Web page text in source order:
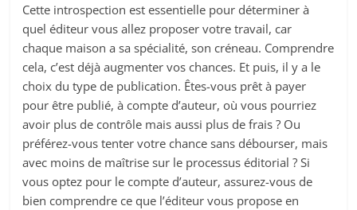
Cette introspection est essentielle pour déterminer à
quel éditeur vous allez proposer votre travail, car
chaque maison a sa spécialité, son créneau. Comprendre
cela, c’est déjà augmenter vos chances. Et puis, il y a le
choix du type de publication. Êtes-vous prêt à payer
pour être publié, à compte d’auteur, où vous pourriez
avoir plus de contrôle mais aussi plus de frais ? Ou
préférez-vous tenter votre chance sans débourser, mais
avec moins de maîtrise sur le processus éditorial ? Si
vous optez pour le compte d’auteur, assurez-vous de
bien comprendre ce que l’éditeur vous propose en